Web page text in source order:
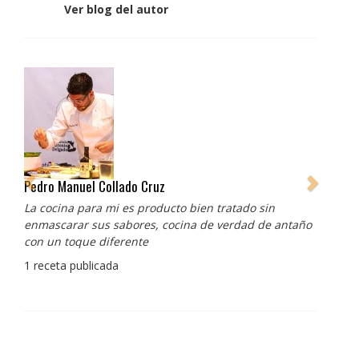
Ver blog del autor
Pedro Manuel Collado Cruz
La cocina para mi es producto bien tratado sin
enmascarar sus sabores, cocina de verdad de antaño
con un toque diferente
1 receta publicada